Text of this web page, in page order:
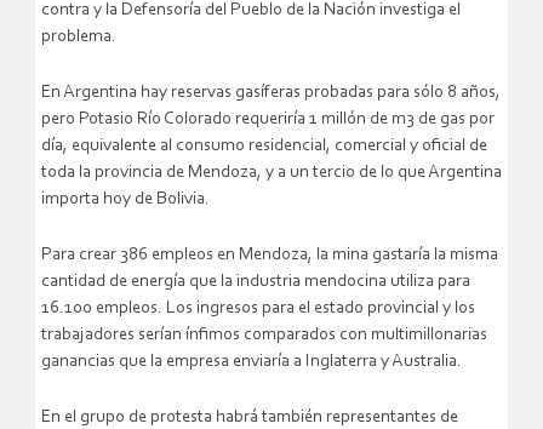
contra y la Defensoría del Pueblo de la Nación investiga el
problema.
En Argentina hay reservas gasíferas probadas para sólo 8 años,
pero Potasio Río Colorado requeriría 1 millón de m3 de gas por
día, equivalente al consumo residencial, comercial y oficial de
toda la provincia de Mendoza, y a un tercio de lo que Argentina
importa hoy de Bolivia.
Para crear 386 empleos en Mendoza, la mina gastaría la misma
cantidad de energía que la industria mendocina utiliza para
16.100 empleos. Los ingresos para el estado provincial y los
trabajadores serían ínfimos comparados con multimillonarias
ganancias que la empresa enviaría a Inglaterra y Australia.
En el grupo de protesta habrá también representantes de